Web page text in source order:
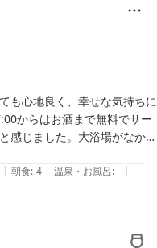
レッシュにつながったので
ご評価いただき、お褒めの
がお客様に伝わったこと、
のことも、スタッフ一同
は、体が喜ぶ食材を心が
ューをご用意しておりま
き、心より感謝申し上げま
も心地良く、幸せな気持ちに
からはお酒まで無料でサー
感じました。大浴場がなかっ
いました。駐車場は有料でし
助かりました。コストパフォ
| 朝食: 4 | 温泉・お風呂: - |